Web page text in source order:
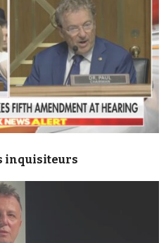
inquisiteurs